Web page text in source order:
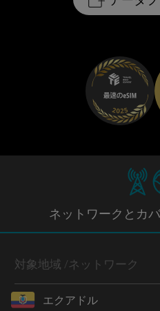
ネットワークとカ
対象地域 /ネットワーク
エクアドル